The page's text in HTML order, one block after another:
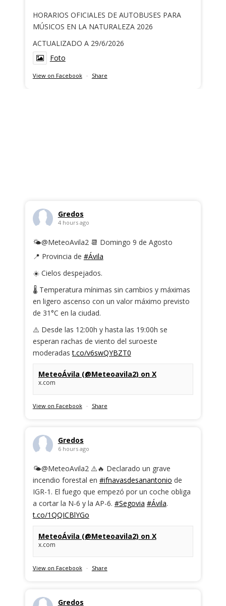
HORARIOS OFICIALES DE AUTOBUSES PARA
MÚSICOS EN LA NATURALEZA 2026
ACTUALIZADO A 29/6/2026
Foto
View on Facebook · Share
Gredos
4 hours ago
🌤️@MeteoAvila2 📆 Domingo 9 de Agosto
📍 Provincia de #Ávila
☀️ Cielos despejados.
🌡️ Temperatura mínimas sin cambios y máximas
en ligero ascenso con un valor máximo previsto
de 31°C en la ciudad.
⚠️ Desde las 12:00h y hasta las 19:00h se
esperan rachas de viento del suroeste
moderadast.co/v6swQYBZT0
MeteoÁvila (@Meteoavila2) on X
x.com
View on Facebook · Share
Gredos
6 hours ago
🌤️@MeteoAvila2 ⚠️🔥 Declarado un grave
incendio forestal en #ifnavasdesanantonio de
IGR-1. El fuego que empezó por un coche obliga
a cortar la N-6 y la AP-6. #Segovia #Ávila.
t.co/1QQICBlYGo
MeteoÁvila (@Meteoavila2) on X
x.com
View on Facebook · Share
Gredos